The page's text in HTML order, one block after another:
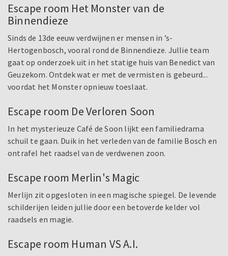
Escape room Het Monster van de
Binnendieze
Sinds de 13de eeuw verdwijnen er mensen in ’s-
Hertogenbosch, vooral rond de Binnendieze. Jullie team
gaat op onderzoek uit in het statige huis van Benedict van
Geuzekom. Ontdek wat er met de vermisten is gebeurd...
voordat het Monster opnieuw toeslaat.
Escape room De Verloren Soon
In het mysterieuze Café de Soon lijkt een familiedrama
schuil te gaan. Duik in het verleden van de familie Bosch en
ontrafel het raadsel van de verdwenen zoon.
Escape room Merlin's Magic
Merlijn zit opgesloten in een magische spiegel. De levende
schilderijen leiden jullie door een betoverde kelder vol
raadsels en magie.
Escape room Human VS A.I.